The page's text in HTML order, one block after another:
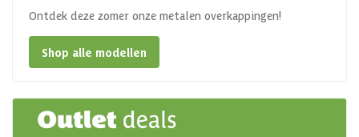
Ontdek deze zomer onze metalen overkappingen!
Shop alle modellen